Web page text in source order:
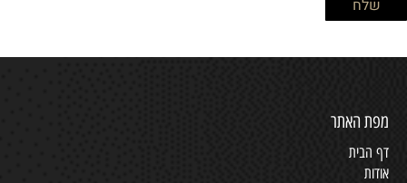
מפת האתר
דף הבית
אודות